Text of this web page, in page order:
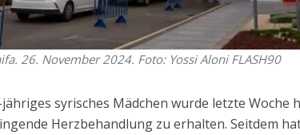
26. November 2024. Foto: Yossi Aloni FLASH90
jähriges syrisches Mädchen wurde letzte Woche
Herzbehandlung zu erhalten. Seitdem